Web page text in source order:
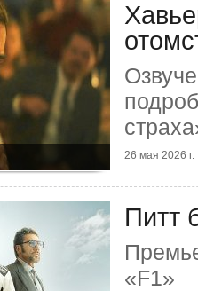
26 мая 2026 г.
Питт
«F1»